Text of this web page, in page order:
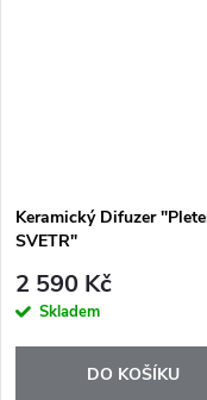
Keramický Difuzer
SVETR"
2 590 Kč
Skladem
DO KOŠÍKU